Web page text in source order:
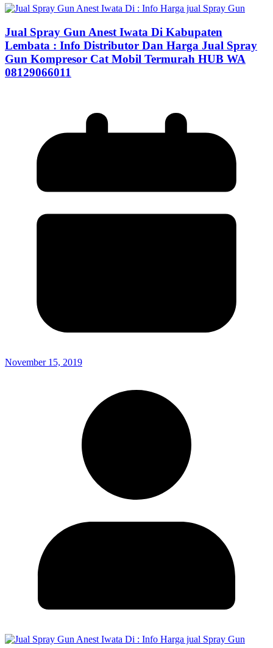
Jual Spray Gun Anest Iwata Di Kabupaten
Lembata : Info Distributor Dan Harga Jual Spray
Gun Kompresor Cat Mobil Termurah HUB WA
08129066011
November 15, 2019